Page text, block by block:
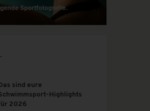
sind eure
Highlights
2026